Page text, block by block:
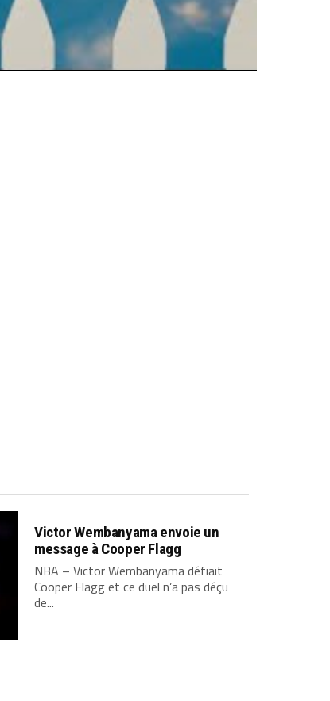
Victor Wembanyama envoie un
message à Cooper Flagg
NBA – Victor Wembanyama défiait
Cooper Flagg et ce duel n’a pas déçu
de...